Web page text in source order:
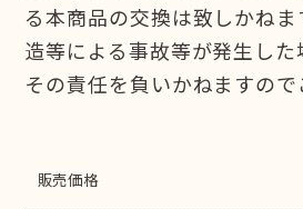
る本商品の交換は致しかね
造等による事故等が発生し
その責任を負いかねますので
販売価格